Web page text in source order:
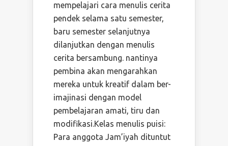
mempelajari cara menulis cerita
pendek selama satu semester,
baru semester selanjutnya
dilanjutkan dengan menulis
cerita bersambung. nantinya
pembina akan mengarahkan
mereka untuk kreatif dalam ber-
imajinasi dengan model
pembelajaran amati, tiru dan
modifikasi.Kelas menulis puisi:
Para anggota Jam’iyah dituntut